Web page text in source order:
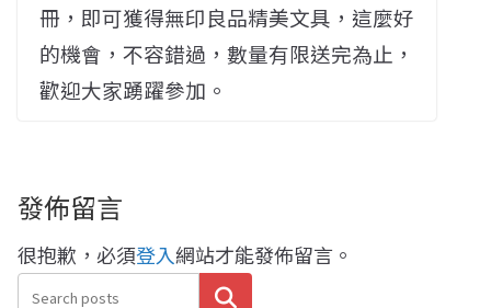
冊，即可獲得無印良品精美文具，這麼好
的機會，不容錯過，數量有限送完為止，
歡迎大家踴躍參加。
發佈留言
很抱歉，必須登入網站才能發佈留言。
搜尋